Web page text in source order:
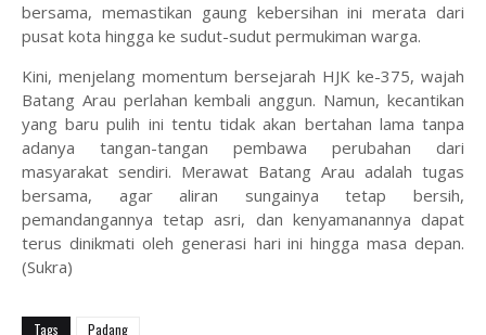
bersama, memastikan gaung kebersihan ini merata dari
pusat kota hingga ke sudut-sudut permukiman warga.
Kini, menjelang momentum bersejarah HJK ke-375, wajah
Batang Arau perlahan kembali anggun. Namun, kecantikan
yang baru pulih ini tentu tidak akan bertahan lama tanpa
adanya tangan-tangan pembawa perubahan dari
masyarakat sendiri. Merawat Batang Arau adalah tugas
bersama, agar aliran sungainya tetap bersih,
pemandangannya tetap asri, dan kenyamanannya dapat
terus dinikmati oleh generasi hari ini hingga masa depan.
(Sukra)
Tags Padang